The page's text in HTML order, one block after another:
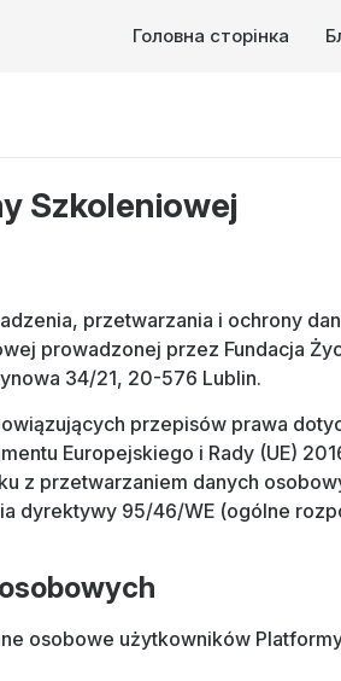
Головна сторінка
Szkoleniowej
przetwarzania i ochrony
prowadzonej przez Fundacja
34/21, 20-576 Lublin.
przepisów prawa
Europejskiego i Rady (UE)
z przetwarzaniem danych
dyrektywy 95/46/WE (ogólne
osobowe użytkowników